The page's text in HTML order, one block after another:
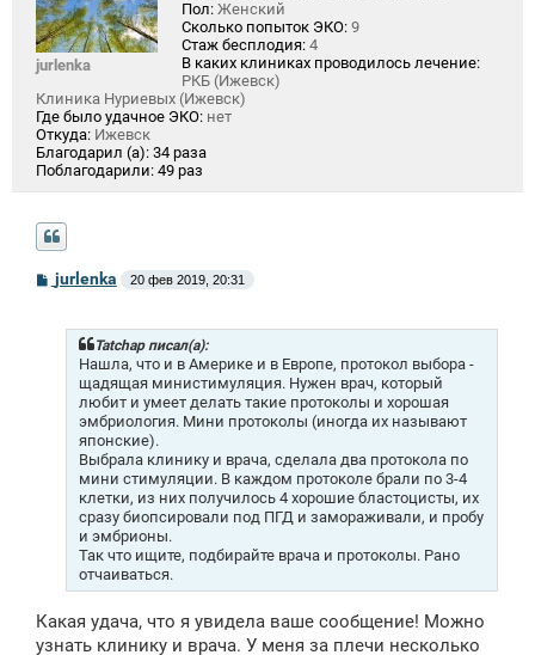
jurlenka
Пол: Женский
Сколько попыток ЭКО: 9
Стаж бесплодия: 4
В каких клиниках проводилось лечение:
РКБ (Ижевск)
Клиника Нуриевых (Ижевск)
Где было удачное ЭКО: нет
Откуда: Ижевск
Благодарил (а): 34 раза
Поблагодарили: 49 раз
С
о
jurlenka 20 фев 2019, 20:31
Tatchap писал(а):
Нашла, что и в Америке и в Европе, протокол выбора -
щадящая министимуляция. Нужен врач, который
любит и умеет делать такие протоколы и хорошая
эмбриология. Мини протоколы (иногда их называют
японские).
Выбрала клинику и врача, сделала два протокола по
мини стимуляции. В каждом протоколе брали по 3-4
клетки, из них получилось 4 хорошие бластоцисты, их
сразу биопсировали под ПГД и замораживали, и пробу
и эмбрионы.
Так что ищите, подбирайте врача и протоколы. Рано
отчаиваться.
Какая удача, что я увидела ваше сообщение! Можно
узнать клинику и врача. У меня за плечи несколько